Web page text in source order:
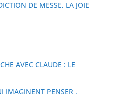
DE MESSE, LA JOIE
AVEC CLAUDE : LE
IMAGINENT PENSER .